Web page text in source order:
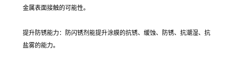
金属表面接触的可能性。
提升防锈能力：防闪锈剂能提升涂膜的抗锈、缓蚀、防锈、抗潮湿、抗
盐雾的能力。